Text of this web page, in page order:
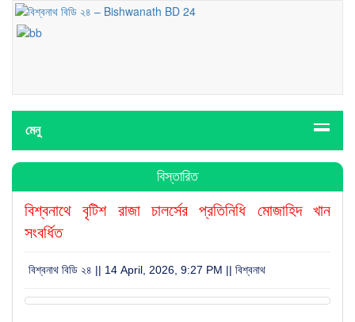
মেনু
বিস্তারিত
বিশ্বনাথে বৃটিশ রাজা চালর্সের প্রতিনিধি মোজাহিদ খান
সংবর্ধিত
বিশ্বনাথ বিডি ২৪ || 14 April, 2026, 9:27 PM || বিশ্বনাথ